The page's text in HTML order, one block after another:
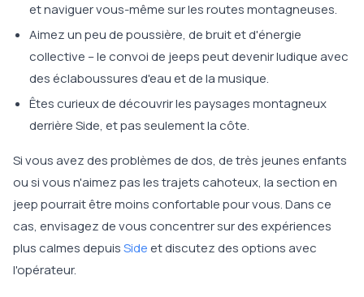
et naviguer vous-même sur les routes montagneuses.
Aimez un peu de poussière, de bruit et d'énergie
collective – le convoi de jeeps peut devenir ludique avec
des éclaboussures d'eau et de la musique.
Êtes curieux de découvrir les paysages montagneux
derrière Side, et pas seulement la côte.
Si vous avez des problèmes de dos, de très jeunes enfants
ou si vous n'aimez pas les trajets cahoteux, la section en
jeep pourrait être moins confortable pour vous. Dans ce
cas, envisagez de vous concentrer sur des expériences
plus calmes depuisSideet discutez des options avec
l'opérateur.